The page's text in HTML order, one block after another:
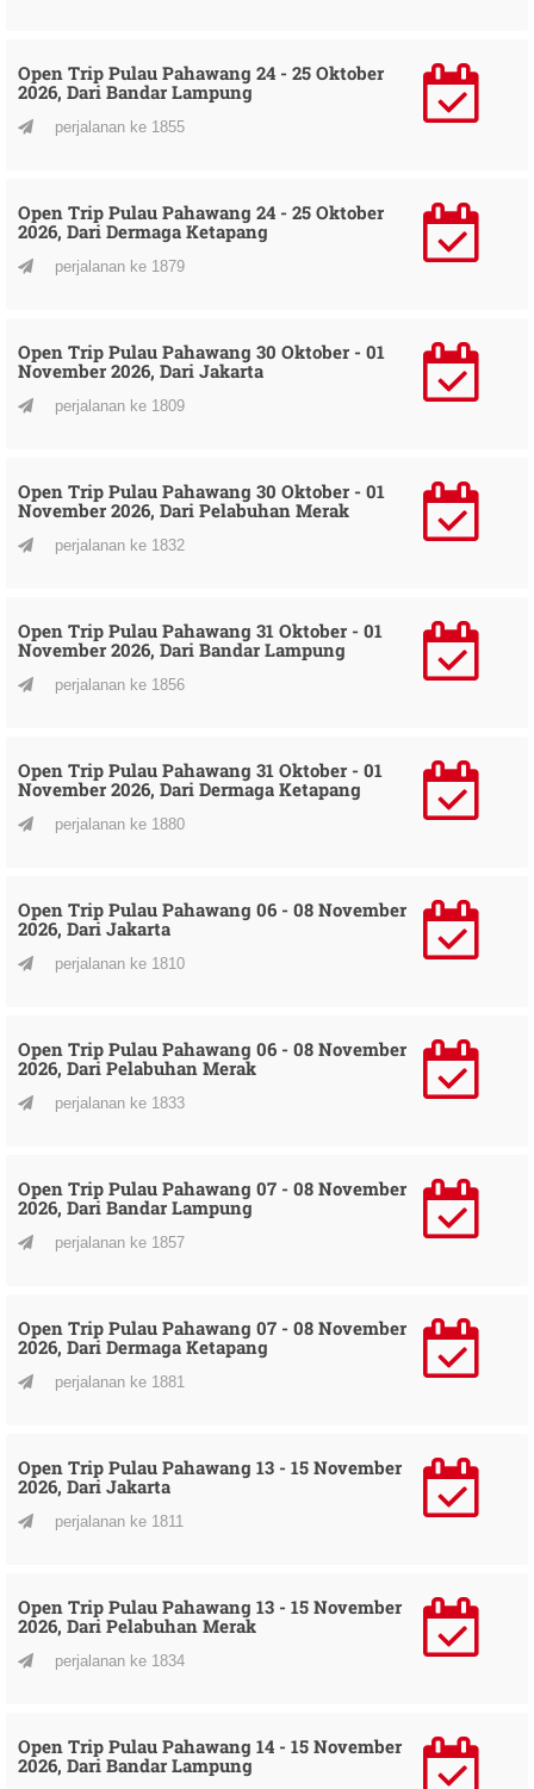
Open Trip Pulau Pahawang 24 - 25 Oktober
2026, Dari Bandar Lampung
perjalanan ke 1855
Open Trip Pulau Pahawang 24 - 25 Oktober
2026, Dari Dermaga Ketapang
perjalanan ke 1879
Open Trip Pulau Pahawang 30 Oktober - 01
November 2026, Dari Jakarta
perjalanan ke 1809
Open Trip Pulau Pahawang 30 Oktober - 01
November 2026, Dari Pelabuhan Merak
perjalanan ke 1832
Open Trip Pulau Pahawang 31 Oktober - 01
November 2026, Dari Bandar Lampung
perjalanan ke 1856
Open Trip Pulau Pahawang 31 Oktober - 01
November 2026, Dari Dermaga Ketapang
perjalanan ke 1880
Open Trip Pulau Pahawang 06 - 08 November
2026, Dari Jakarta
perjalanan ke 1810
Open Trip Pulau Pahawang 06 - 08 November
2026, Dari Pelabuhan Merak
perjalanan ke 1833
Open Trip Pulau Pahawang 07 - 08 November
2026, Dari Bandar Lampung
perjalanan ke 1857
Open Trip Pulau Pahawang 07 - 08 November
2026, Dari Dermaga Ketapang
perjalanan ke 1881
Open Trip Pulau Pahawang 13 - 15 November
2026, Dari Jakarta
perjalanan ke 1811
Open Trip Pulau Pahawang 13 - 15 November
2026, Dari Pelabuhan Merak
perjalanan ke 1834
Open Trip Pulau Pahawang 14 - 15 November
2026, Dari Bandar Lampung